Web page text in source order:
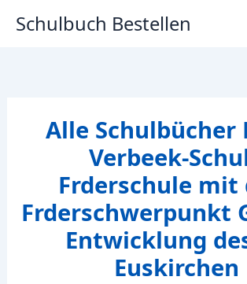
InhaltSchulbuch Bestellen
Alle Schulbücher
Verbeek-
Frderschule mit
Frderschwerpunkt
Entwicklung
Euskirchen